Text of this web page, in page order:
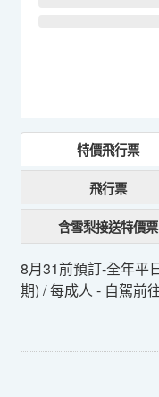
特價飛行票
飛行票
含雪梨接送特價票
8月31前預訂-全年平
期) / 每成人 - 自駕前